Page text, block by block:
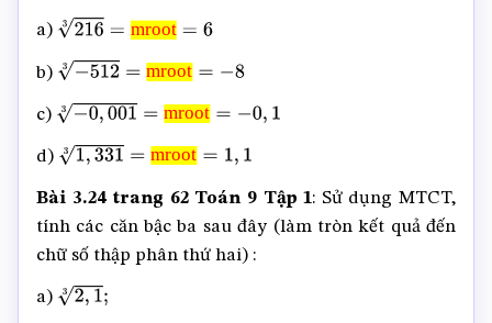
a) mroot
2163= mroot=6
b)
mroot
− 5123= mroot=− 8
c)
mroot
− 0,0013=mroot=−0 ,1
d)
mroot
1, 3313=mroot=1,1
Bài 3.24 trang 62 Toán 9 Tập 1: Sử dụng MTCT,
tính các căn bậc ba sau đây (làm tròn kết quả đến
chữ số thập phân thứ hai) :
a) 2, 13;